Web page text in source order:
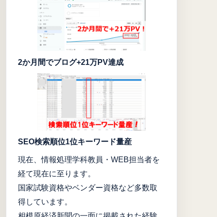
2か月間でブログ+21万PV達成
SEO検索順位1位キーワード量産
現在、情報処理学科教員・WEB担当者を
経て現在に至ります。
国家試験資格やベンダー資格など多数取
得しています。